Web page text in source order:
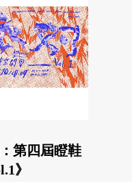
第四屆瞪鞋
》